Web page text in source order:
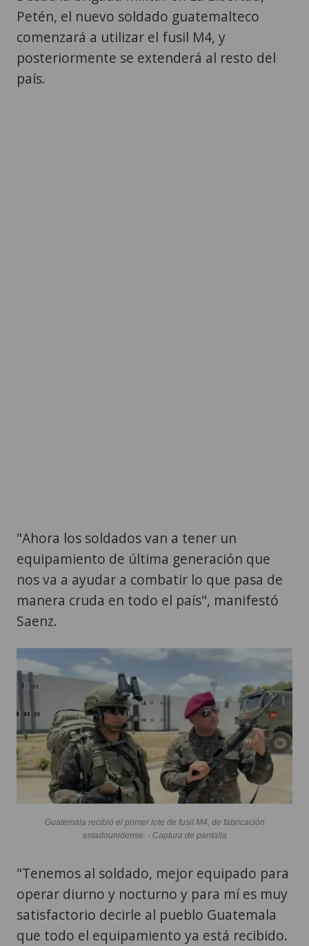
Petén, el nuevo soldado guatemalteco
comenzará a utilizar el fusil M4, y
posteriormente se extenderá al resto del
país.
"Ahora los soldados van a tener un
equipamiento de última generación que
nos va a ayudar a combatir lo que pasa de
manera cruda en todo el país", manifestó
Saenz.
Guatemala recibió el primer lote de fusil M4, de fabricación
estadounidense. - Captura de pantalla
"Tenemos al soldado, mejor equipado para
operar diurno y nocturno y para mí es muy
satisfactorio decirle al pueblo Guatemala
que todo el equipamiento ya está recibido.